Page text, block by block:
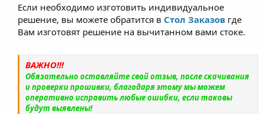
Если необходимо изготовить индивидуальное
решение, вы можете обратится в Стол Заказов где
Вам изготовят решение на вычитанном вами стоке.
ВАЖНО!!!
Обязательно оставляйте свой отзыв, после скачивания
и проверки прошивки, благодаря этому мы можем
оперативно исправить любые ошибки, если таковы
будут выявлены!